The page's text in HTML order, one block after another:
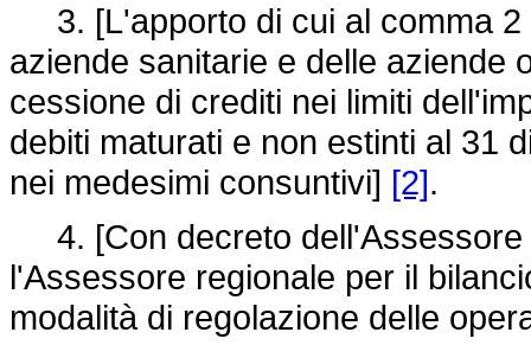
3. [L'apporto di cui al comma 2
aziende sanitarie e delle aziende
cessione di crediti nei limiti
debiti maturati e non estinti al 31
nei medesimi consuntivi] [2].
4. [Con decreto dell'Assessore
l'Assessore regionale per il
modalità di regolazione delle